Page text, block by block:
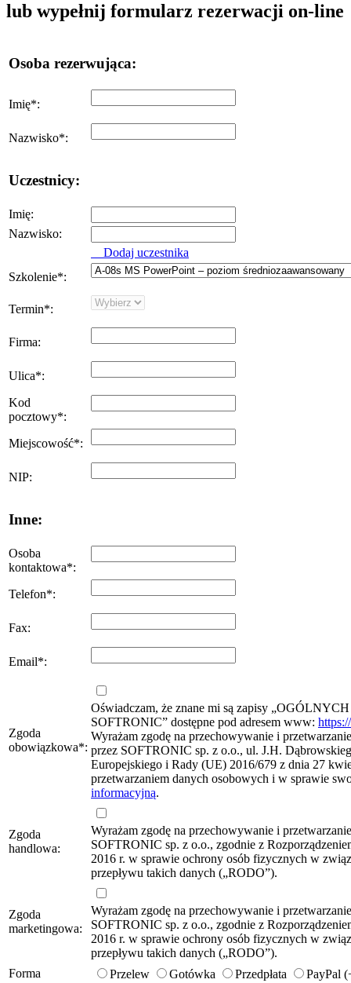
lub wypełnij formularz rezerwacji on-line
Osoba rezerwująca:
Imię*:
Nazwisko*:
Uczestnicy:
Imię:
Nazwisko:
Dodaj uczestnika
Szkolenie*:
Termin*:
Firma:
Ulica*:
Kod
pocztowy*:
Miejscowość*:
NIP:
Inne:
Osoba
kontaktowa*:
Telefon*:
Fax:
Email*:
Zgoda
obowiązkowa*:
Oświadczam, że znane mi są zapisy
SOFTRONIC” dostępne pod adresem www:
Wyrażam zgodę na przechowywanie i
przez SOFTRONIC sp. z o.o., ul. J.H.
Europejskiego i Rady (UE) 2016/679 z dnia 27
przetwarzaniem danych osobowych i w sprawie
informacyjną.
Zgoda
handlowa:
Wyrażam zgodę na przechowywanie i
SOFTRONIC sp. z o.o., zgodnie z
2016 r. w sprawie ochrony osób fizycznych w
przepływu takich danych („RODO”).
Zgoda
marketingowa:
Wyrażam zgodę na przechowywanie i
SOFTRONIC sp. z o.o., zgodnie z
2016 r. w sprawie ochrony osób fizycznych w
przepływu takich danych („RODO”).
Forma
Przelew Gotówka Przedpłata PayPal